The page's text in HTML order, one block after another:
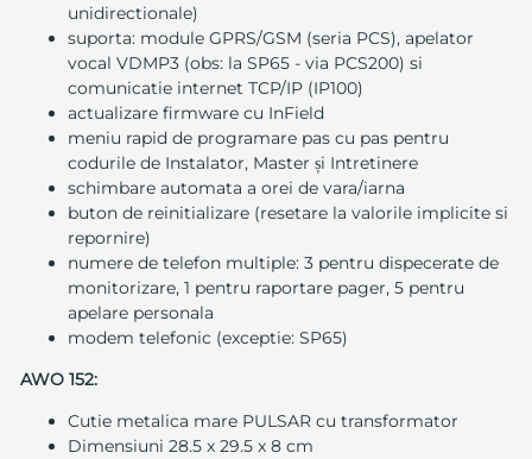
unidirectionale)
suporta: module GPRS/GSM (seria PCS), apelator
vocal VDMP3 (obs: la SP65 - via PCS200) si
comunicatie internet TCP/IP (IP100)
actualizare firmware cu InField
meniu rapid de programare pas cu pas pentru
codurile de Instalator, Master și Intretinere
schimbare automata a orei de vara/iarna
buton de reinitializare (resetare la valorile implicite si
repornire)
numere de telefon multiple: 3 pentru dispecerate de
monitorizare, 1 pentru raportare pager, 5 pentru
apelare personala
modem telefonic (exceptie: SP65)
AWO 152:
Cutie metalica mare PULSAR cu transformator
Dimensiuni 28.5 x 29.5 x 8 cm